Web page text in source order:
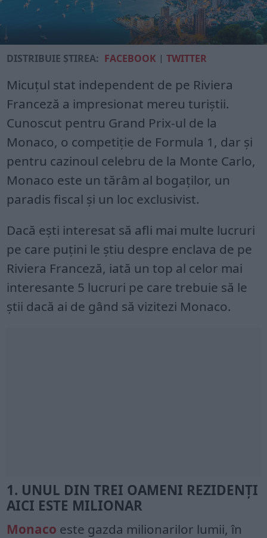
DISTRIBUIE ȘTIREA: FACEBOOK |TWITTER
Micuțul stat independent de pe Riviera
Franceză a impresionat mereu turiștii.
Cunoscut pentru Grand Prix-ul de la
Monaco, o competiție de Formula 1, dar și
pentru cazinoul celebru de la Monte Carlo,
Monaco este un tărâm al bogaților, un
paradis fiscal și un loc exclusivist.
Dacă ești interesat să afli mai multe lucruri
pe care puțini le știu despre enclava de pe
Riviera Franceză, iată un top al celor mai
interesante 5 lucruri pe care trebuie să le
știi dacă ai de gând să vizitezi Monaco.
1. UNUL DIN TREI OAMENI REZIDENȚI
AICI ESTE MILIONAR
Monaco este gazda milionarilor lumii, în